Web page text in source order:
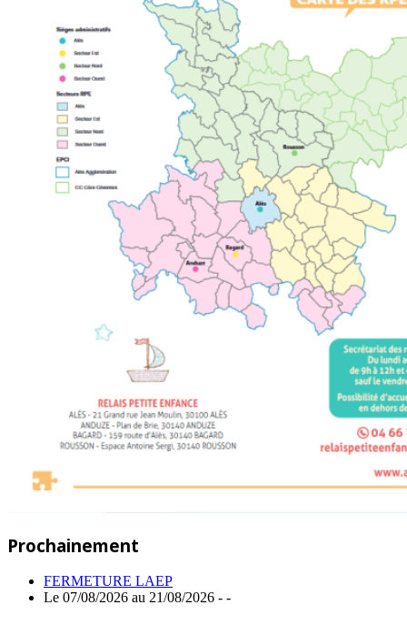
Prochainement
FERMETURE LAEP
Le 07/08/2026 au 21/08/2026 - -